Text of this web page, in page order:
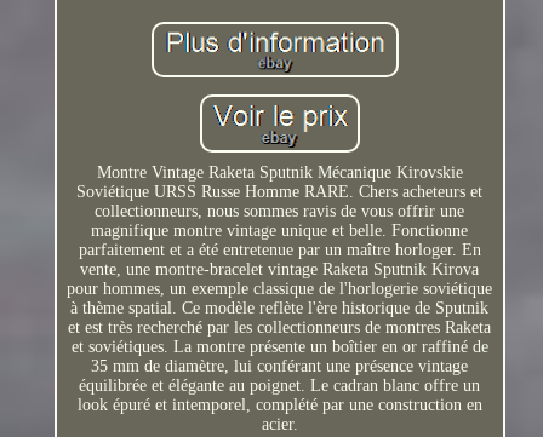
Montre Vintage Raketa Sputnik Mécanique Kirovskie
Soviétique URSS Russe Homme RARE. Chers acheteurs et
collectionneurs, nous sommes ravis de vous offrir une
magnifique montre vintage unique et belle. Fonctionne
parfaitement et a été entretenue par un maître horloger. En
vente, une montre-bracelet vintage Raketa Sputnik Kirova
pour hommes, un exemple classique de l'horlogerie soviétique
à thème spatial. Ce modèle reflète l'ère historique de Sputnik
et est très recherché par les collectionneurs de montres Raketa
et soviétiques. La montre présente un boîtier en or raffiné de
35 mm de diamètre, lui conférant une présence vintage
équilibrée et élégante au poignet. Le cadran blanc offre un
look épuré et intemporel, complété par une construction en
acier.